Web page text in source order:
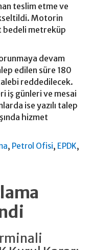
teslim etme ve
Motorin
bedeli metreküp
devam
edilen süre 180
reddedilecek.
iş günleri ve mesai
ise yazılı talep
hizmet
, Petrol Ofisi, EPDK,